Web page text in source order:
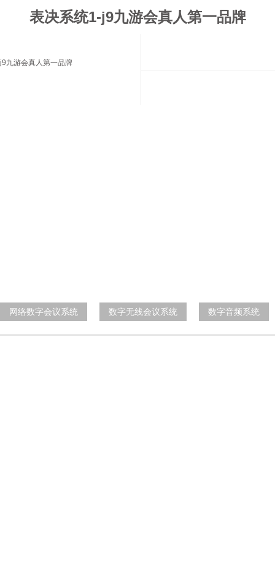
表决系统1-j9九游会真人第一品牌
j9九游会真人第一品牌
网络数字会议系统 数字无线会议系统 数字音频系统